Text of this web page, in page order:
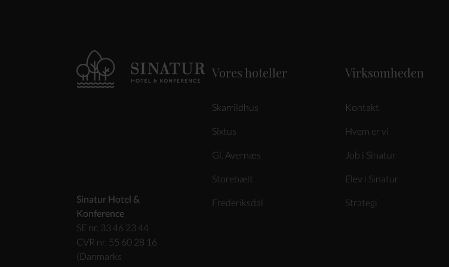
Sinatur Hotel &
Konference
SE nr. 33 46 23 44
CVR nr. 55 60 28 16
(Danmarks
Vores hoteller
Skarrildhus
Sixtus
Gl. Avernæs
Storebælt
Frederiksdal
Virksomheden
Kontakt
Hvem er vi
Job i Sinatur
Elev i Sinatur
Strategi